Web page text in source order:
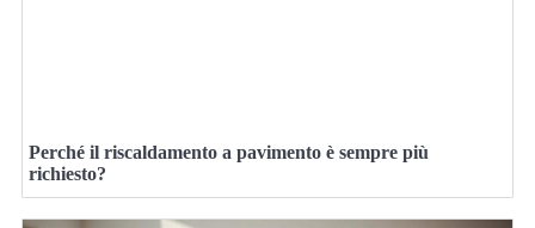
Perché il riscaldamento a pavimento è sempre più
richiesto?